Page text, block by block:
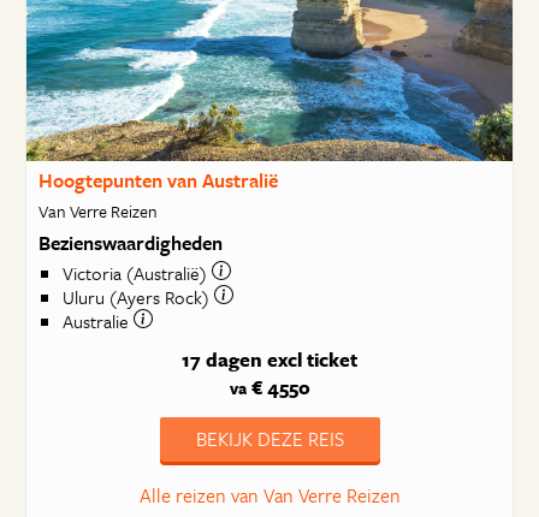
Hoogtepunten van Australië
Van Verre Reizen
Bezienswaardigheden
Victoria (Australië)
Uluru (Ayers Rock)
Australie
17 dagen excl ticket
va€ 4550
BEKIJK DEZE REIS
Alle reizen van Van Verre Reizen